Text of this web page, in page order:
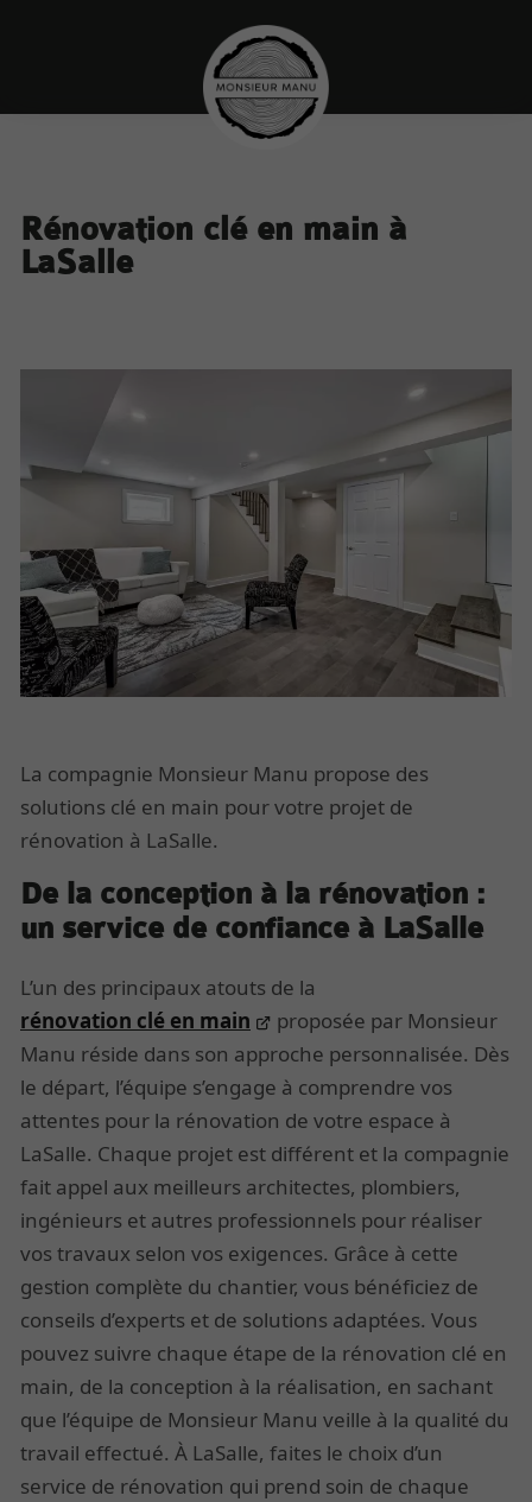
Rénovation clé en main à
LaSalle
La compagnie Monsieur Manu propose des
solutions clé en main pour votre projet de
rénovation à LaSalle.
De la conception à la rénovation :
un service de confiance à LaSalle
L’un des principaux atouts de la
rénovation clé en main
proposée par Monsieur
Manu réside dans son approche personnalisée. Dès
le départ, l’équipe s’engage à comprendre vos
attentes pour la rénovation de votre espace à
LaSalle. Chaque projet est différent et la compagnie
fait appel aux meilleurs architectes, plombiers,
ingénieurs et autres professionnels pour réaliser
vos travaux selon vos exigences. Grâce à cette
gestion complète du chantier, vous bénéficiez de
conseils d’experts et de solutions adaptées. Vous
pouvez suivre chaque étape de la rénovation clé en
main, de la conception à la réalisation, en sachant
que l’équipe de Monsieur Manu veille à la qualité du
travail effectué. À LaSalle, faites le choix d’un
service de rénovation qui prend soin de chaque